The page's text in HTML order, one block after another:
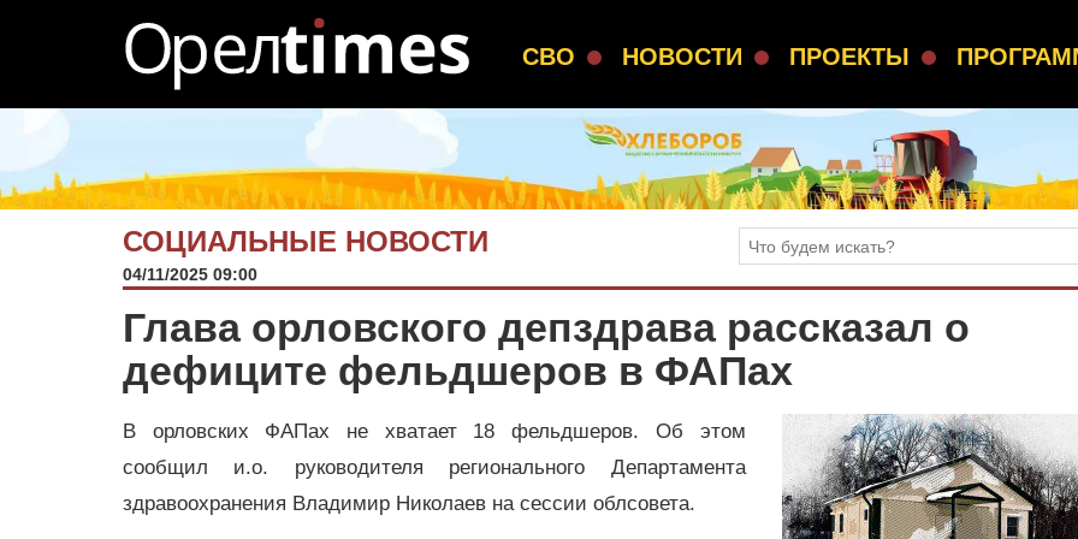
СВО НОВОСТИ ПРОЕКТЫ
СОЦИАЛЬНЫЕ НОВОСТИ
04/11/2025 09:00
Глава орловского депздрава рассказал о
дефиците фельдшеров в ФАПах
В орловских ФАПах не хватает 18 фельдшеров. Об этом
сообщил и.о. руководителя регионального Департамента
здравоохранения Владимир Николаев на сессии облсовета.